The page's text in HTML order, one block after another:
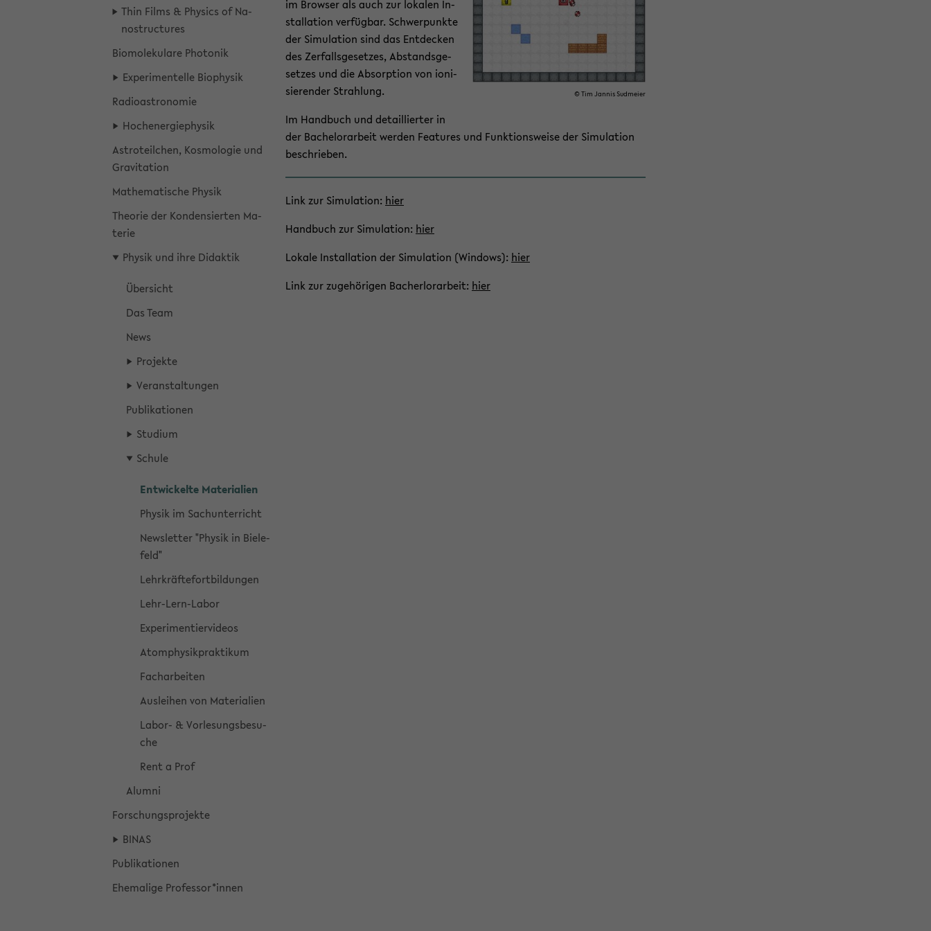
Thin Films & Phy­sics of Na­
nost­ruc­tu­res
Bio­mo­le­ku­la­re Pho­to­nik
Ex­pe­ri­men­tel­le Bio­phy­sik
Ra­dio­as­tro­no­mie
Hoch­en­er­gie­phy­sik
As­tro­te­il­chen, Kos­mo­lo­gie und
Gra­vi­ta­ti­on
Ma­the­ma­ti­sche Phy­sik
Theo­rie der Kon­den­sier­ten Ma­
te­rie
Phy­sik und ihre Di­dak­tik
Über­sicht
Das Team
News
Pro­jek­te
Ver­an­stal­tun­gen
Pu­bli­ka­tio­nen
Stu­di­um
Schu­le
Ent­wi­ckel­te Ma­te­ria­li­en
Phy­sik im Sach­un­ter­richt
News­let­ter "Phy­sik in Bie­le­
feld"
Lehr­kräf­te­fort­bil­dun­gen
Lehr-​Lern-Labor
Ex­pe­ri­men­tier­vi­de­os
Atom­phy­sik­prak­ti­kum
Fach­ar­bei­ten
Aus­lei­hen von Ma­te­ria­li­en
Labor-​ & Vor­le­sungs­be­su­
che
Rent a Prof
Alum­ni
For­schungs­pro­jek­te
BINAS
Pu­bli­ka­tio­nen
Ehe­ma­li­ge Pro­fes­sor*innen
© Tim Jan­nis Sud­mei­er
im Brow­ser als auch zur lo­ka­len In­
stal­la­ti­on ver­füg­bar. Schwer­punk­te
der Si­mu­la­ti­on sind das Ent­de­cken
des Zer­falls­ge­set­zes, Ab­stands­ge­
set­zes und die Ab­sorp­ti­on von io­ni­
sie­ren­der Strah­lung.
Im Hand­buch und de­tail­lier­ter in
der Ba­che­lor­ar­beit wer­den Fea­tures und Funk­ti­ons­wei­se der Si­mu­la­ti­on
be­schrie­ben.
Link zur Si­mu­la­ti­on: hier
Hand­buch zur Si­mu­la­ti­on: hier
Lo­ka­le In­stal­la­ti­on der Si­mu­la­ti­on (Win­dows): hier
Link zur zu­ge­hö­ri­gen Ba­cher­lor­ar­beit: hier